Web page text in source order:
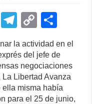
E
T
e
gr
a
m
C
o
p
y
Li
n
ar
e
la actividad en el
del jefe de
negociaciones
Libertad Avanza
misma había
para el 25 de junio,